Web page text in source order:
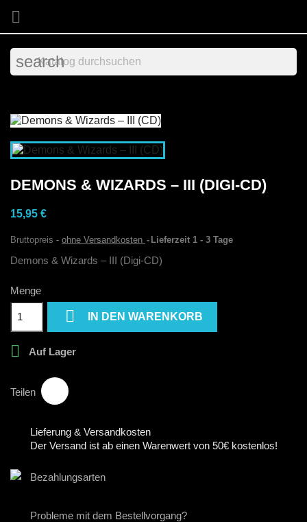

search
DEMONS & WIZARDS – III (DIGI-CD)
15,95 €
Bruttopreis ohne Versandkosten Lieferzeit 1 - 3 Tage
Demons & Wizards – III (Digi-CD)
Menge
 IN DEN WARENKORB
 Auf Lager
Teilen
Lieferung & Versandkosten
Der Versand ist ab einen Warenwert von 50€ kostenlos!
Bezahlungsarten
Probleme mit dem Bestellvorgang?